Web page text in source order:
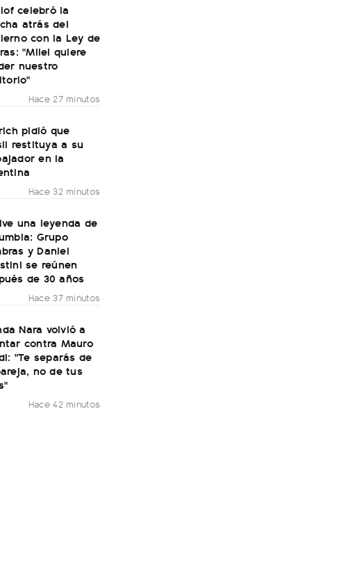
celebró la
atrás del
con la Ley de
"Milei quiere
nuestro
Hace 27 minutos
pidió que
restituya a su
en la
Hace 32 minutos
una leyenda de
Grupo
y Daniel
se reúnen
de 30 años
Hace 37 minutos
Nara volvió a
contra Mauro
"Te separás de
no de tus
Hace 42 minutos